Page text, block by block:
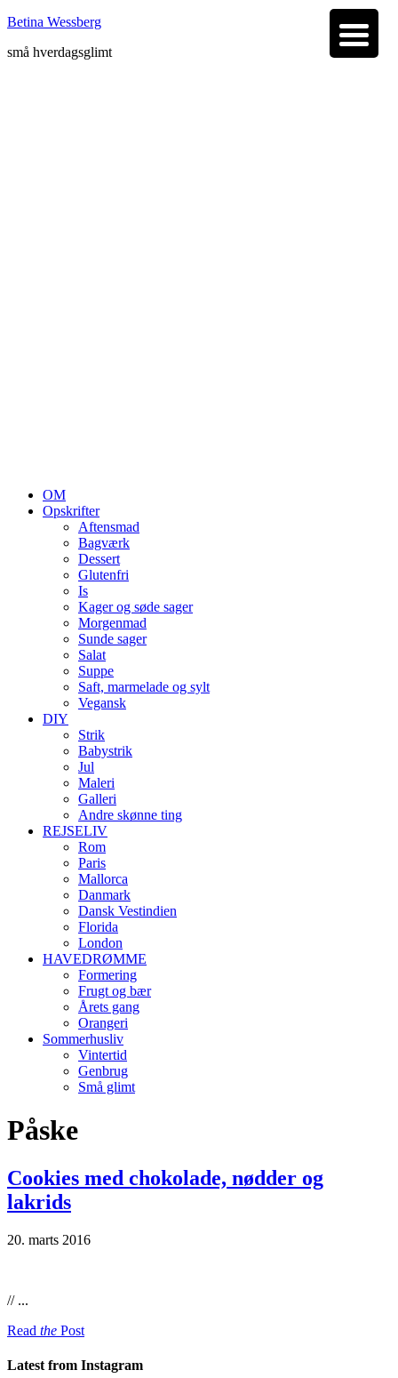
Betina Wessberg
små hverdagsglimt
OM
Opskrifter
Aftensmad
Bagværk
Dessert
Glutenfri
Is
Kager og søde sager
Morgenmad
Sunde sager
Salat
Suppe
Saft, marmelade og sylt
Vegansk
DIY
Strik
Babystrik
Jul
Maleri
Galleri
Andre skønne ting
REJSELIV
Rom
Paris
Mallorca
Danmark
Dansk Vestindien
Florida
London
HAVEDRØMME
Formering
Frugt og bær
Årets gang
Orangeri
Sommerhusliv
Vintertid
Genbrug
Små glimt
Påske
Cookies med chokolade, nødder og
lakrids
20. marts 2016
// ...
Read the Post
Latest from Instagram